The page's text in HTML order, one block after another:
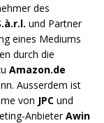
des
und Partner
eines Mediums
durch die
Amazon.de
Ausserdem ist
von JPC und
AnbieterAwin